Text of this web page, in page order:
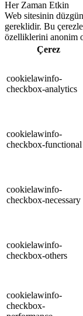
Her Zaman Etkin
Web sitesinin
gereklidir. Bu
özelliklerini anonim
Çerez
cookielawinfo-
checkbox-analytics
cookielawinfo-
checkbox-functional
cookielawinfo-
checkbox-necessary
cookielawinfo-
checkbox-others
cookielawinfo-
checkbox-